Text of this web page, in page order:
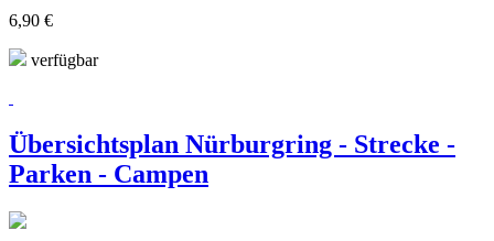
6,90 €
verfügbar
Übersichtsplan Nürburgring - Strecke -
Parken - Campen